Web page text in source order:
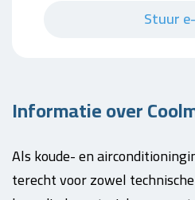
Stuur
Informatie over
Als koude- en
terecht voor zowel